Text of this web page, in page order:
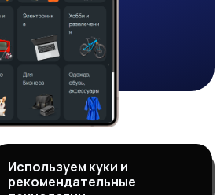
Используем куки и
рекомендательные